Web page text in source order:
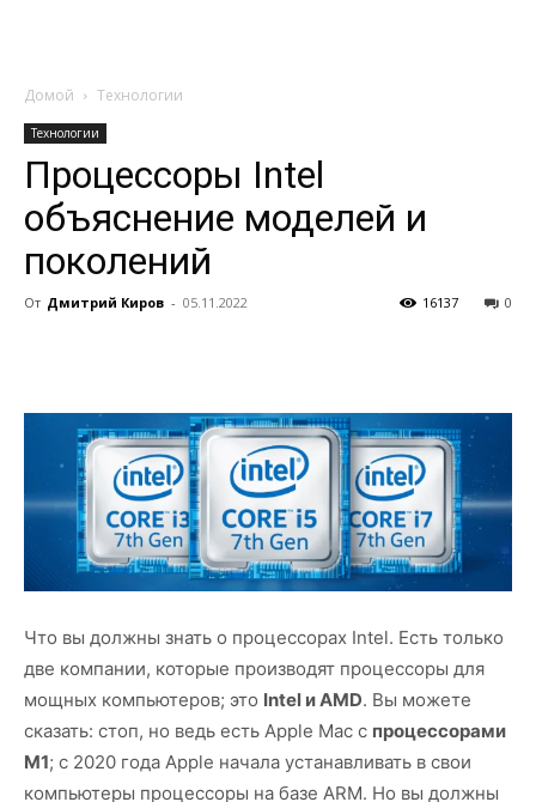
Домой Технологии
Технологии
Процессоры Intel
объяснение моделей и
поколений
От Дмитрий Киров - 05.11.2022 0
16137
Что вы должны знать о процессорах Intel. Есть только
две компании, которые производят процессоры для
мощных компьютеров; это Intel и AMD. Вы можете
сказать: стоп, но ведь есть Apple Mac с процессорами
M1; с 2020 года Apple начала устанавливать в свои
компьютеры процессоры на базе ARM. Но вы должны